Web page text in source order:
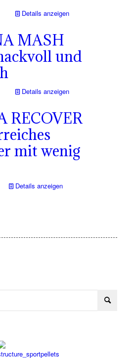
Details anzeigen
MASH
und
Details anzeigen
RECOVER
mit wenig
Details anzeigen